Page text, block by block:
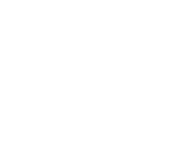
pollues nomen Dei
non